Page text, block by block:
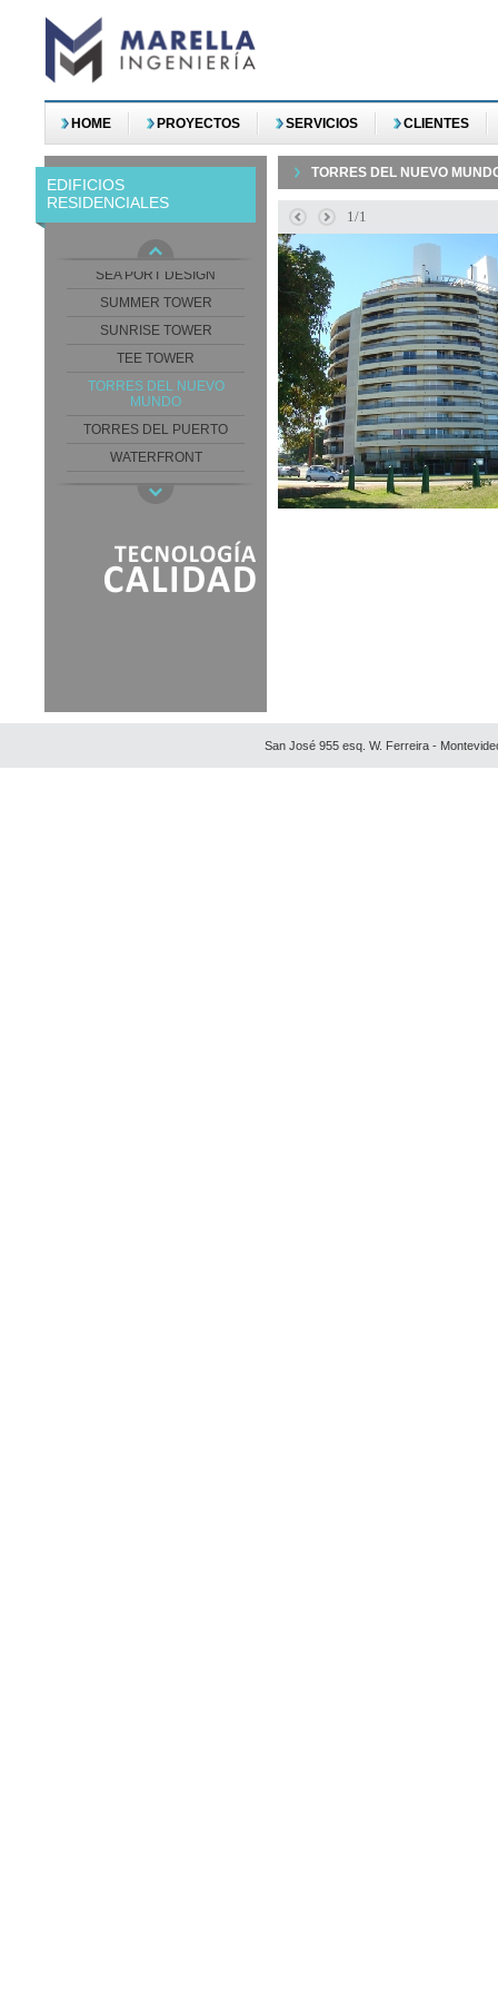
HOME PROYECTOS SERVICIOS CLIENTES
EDIFICIOS
RESIDENCIALES
HOTEL & TOWER PALM
BEACH PLAZA
JARDINES DE LA SIERRA
PAIVA GRANDE
PALMA DE MALAGA
PLACE LAFAYETTE
RONCHAMP
SEA AND FOREST TOWER
SEA PORT DESIGN
SUMMER TOWER
SUNRISE TOWER
TEE TOWER
TORRES DEL NUEVO
MUNDO
TORRES DEL PUERTO
WATERFRONT
TORRES DEL NUEVO
1/1
San José 955 esq. W. Ferreira -